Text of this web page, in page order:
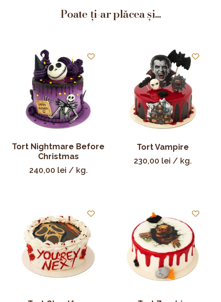
Poate ți-ar plăcea și...
Tort Nightmare Before
Christmas
240,00 lei / kg.
Tort Vampire
230,00 lei / kg.